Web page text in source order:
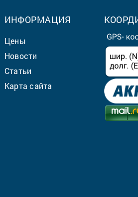
ИНФОРМАЦИЯ
Цены
Новости
Статьи
Карта сайта